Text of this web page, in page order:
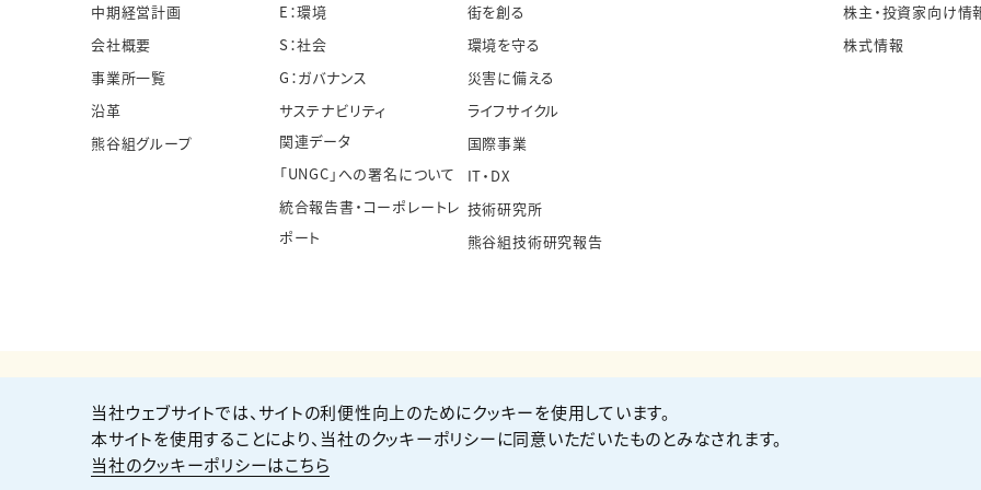
中期経営計画
会社概要
事業所一覧
沿革
熊谷組グループ
E：環境
S：社会
G：ガバナンス
サステナビリティ
関連データ
「UNGC」への署名について
統合報告書・コーポレートレ
ポート
街を創る
環境を守る
災害に備える
ライフサイクル
国際事業
IT・DX
技術研究所
熊谷組技術研究報告
株主・投資家向け情
株式情報
個人情報保護方針 サイト利用規約 サイトマップ お問い合わせ
当社ウェブサイトでは、サイトの利便性向上のためにクッキーを使用しています。
本サイトを使用することにより、当社のクッキーポリシーに同意いただいたものとみなされます。
当社のクッキーポリシーはこちら